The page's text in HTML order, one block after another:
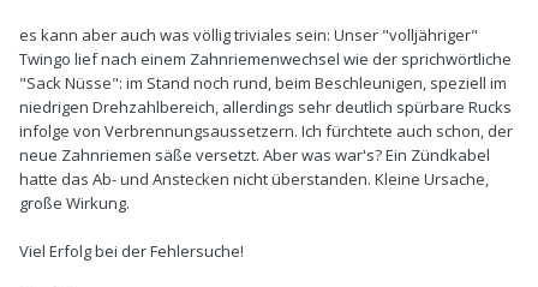
es kann aber auch was völlig triviales sein: Unser "volljähriger"
Twingo lief nach einem Zahnriemenwechsel wie der sprichwörtliche
"Sack Nüsse": im Stand noch rund, beim Beschleunigen, speziell im
niedrigen Drehzahlbereich, allerdings sehr deutlich spürbare Rucks
infolge von Verbrennungsaussetzern. Ich fürchtete auch schon, der
neue Zahnriemen säße versetzt. Aber was war's? Ein Zündkabel
hatte das Ab- und Anstecken nicht überstanden. Kleine Ursache,
große Wirkung.
Viel Erfolg bei der Fehlersuche!